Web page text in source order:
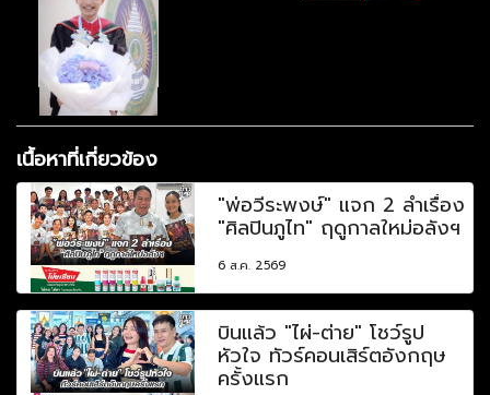
เนื้อหาที่เกี่ยวข้อง
"พ่อวีระพงษ์" แจก 2 ลำเรื่อง
"ศิลปินภูไท" ฤดูกาลใหม่อลังฯ
6 ส.ค. 2569
บินแล้ว "ไผ่-ต่าย" โชว์รูป
หัวใจ ทัวร์คอนเสิร์ตอังกฤษ
ครั้งแรก